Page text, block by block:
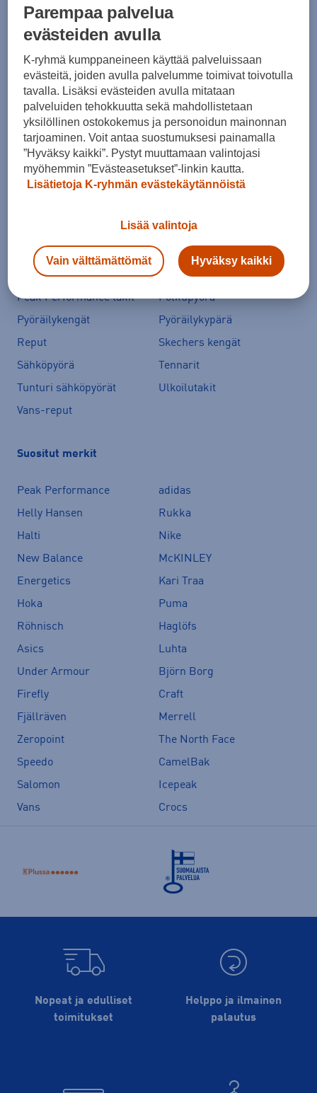
Converse kengät
Crocs
Hoka Clifton 11
Helly Hansen -takit
Hybridipyörät
Jalkapallokengät
Juoksukengät
Juoksuliivit
Juoksuvyöt
Jääkiekkomailat
Kevyttoppatakit
Kevytuntuvatakit
Merinovillakerrastot
New Balance 530
New Balance kengät
North Face takit
Paljasjalkakengät
Peak Performance takit
Polkupyörä
Pyöräilykengät
Pyöräilykypärä
Reput
Skechers kengät
Sähköpyörä
Tennarit
Tunturi sähköpyörät
Ulkoilutakit
Vans-reput
Suositut merkit
Peak Performance
adidas
Helly Hansen
Rukka
Halti
Nike
New Balance
McKINLEY
Energetics
Kari Traa
Hoka
Puma
Röhnisch
Haglöfs
Asics
Luhta
Under Armour
Björn Borg
Firefly
Craft
Fjällräven
Merrell
Zeropoint
The North Face
Speedo
CamelBak
Salomon
Icepeak
Vans
Crocs
Nopeat ja edulliset
toimitukset
Helppo ja ilmainen
palautus
Parempaa palvelua
evästeiden avulla
K-ryhmä kumppaneineen käyttää palveluissaan
evästeitä, joiden avulla palvelumme toimivat toivotulla
tavalla. Lisäksi evästeiden avulla mitataan
palveluiden tehokkuutta sekä mahdollistetaan
yksilöllinen ostokokemus ja personoidun mainonnan
tarjoaminen. Voit antaa suostumuksesi painamalla
”Hyväksy kaikki”. Pystyt muuttamaan valintojasi
myöhemmin ”Evästeasetukset”-linkin kautta.
Lisätietoja K-ryhmän evästekäytännöistä
Lisää valintoja
Vain välttämättömät Hyväksy kaikki